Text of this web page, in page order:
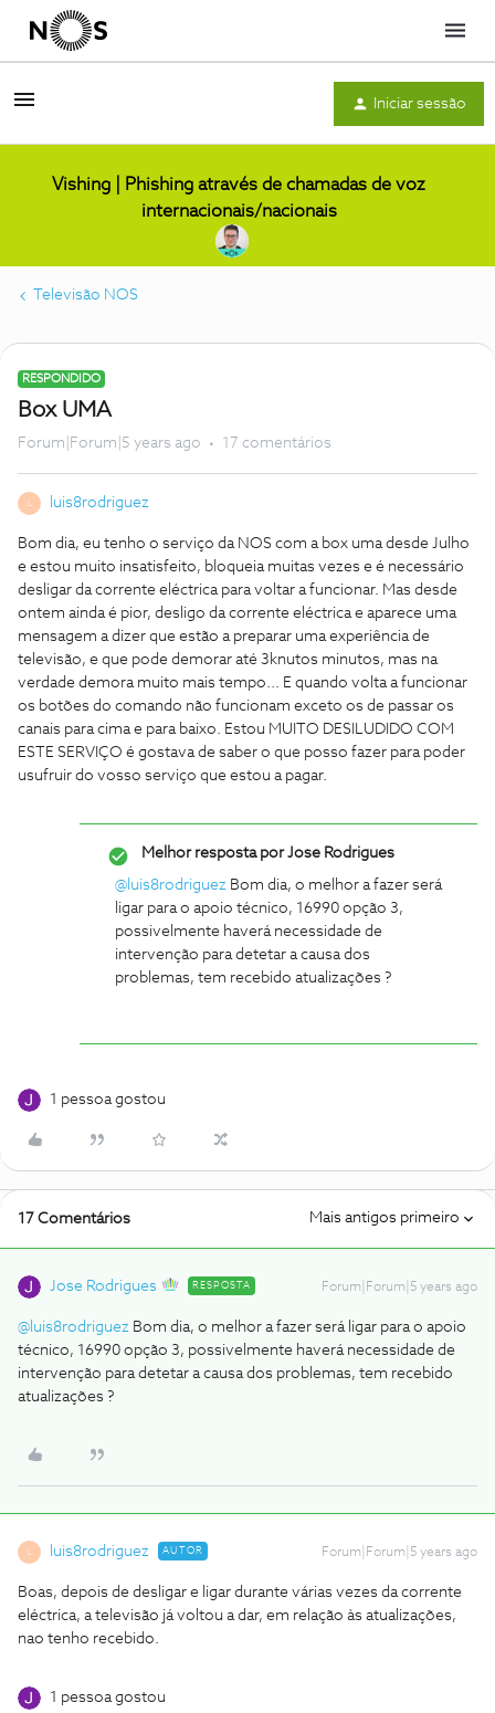
Menu
Iniciar sessão
Vishing | Phishing através de chamadas de voz
internacionais/nacionais
Televisão NOS
RESPONDIDO
Box UMA
Forum|Forum|5 years ago 17 comentários
luis8rodriguez
Bom dia, eu tenho o serviço da NOS com a box uma desde Julho
e estou muito insatisfeito, bloqueia muitas vezes e é necessário
desligar da corrente eléctrica para voltar a funcionar. Mas desde
ontem ainda é pior, desligo da corrente eléctrica e aparece uma
mensagem a dizer que estão a preparar uma experiência de
televisão, e que pode demorar até 3knutos minutos, mas na
verdade demora muito mais tempo... E quando volta a funcionar
os botões do comando não funcionam exceto os de passar os
canais para cima e para baixo. Estou MUITO DESILUDIDO COM
ESTE SERVIÇO é gostava de saber o que posso fazer para poder
usufruir do vosso serviço que estou a pagar.
Melhor resposta porJose Rodrigues
@luis8rodriguez Bom dia, o melhor a fazer será
ligar para o apoio técnico, 16990 opção 3,
possivelmente haverá necessidade de
intervenção para detetar a causa dos
problemas, tem recebido atualizações ?
1 pessoa gostou
17 Comentários Mais antigos primeiro
Jose Rodrigues RESPOSTA Forum|Forum|5 years ago
@luis8rodriguez Bom dia, o melhor a fazer será ligar para o apoio
técnico, 16990 opção 3, possivelmente haverá necessidade de
intervenção para detetar a causa dos problemas, tem recebido
atualizações ?
luis8rodriguez AUTOR Forum|Forum|5 years ago
Boas, depois de desligar e ligar durante várias vezes da corrente
eléctrica, a televisão já voltou a dar, em relação às atualizações,
nao tenho recebido.
1 pessoa gostou